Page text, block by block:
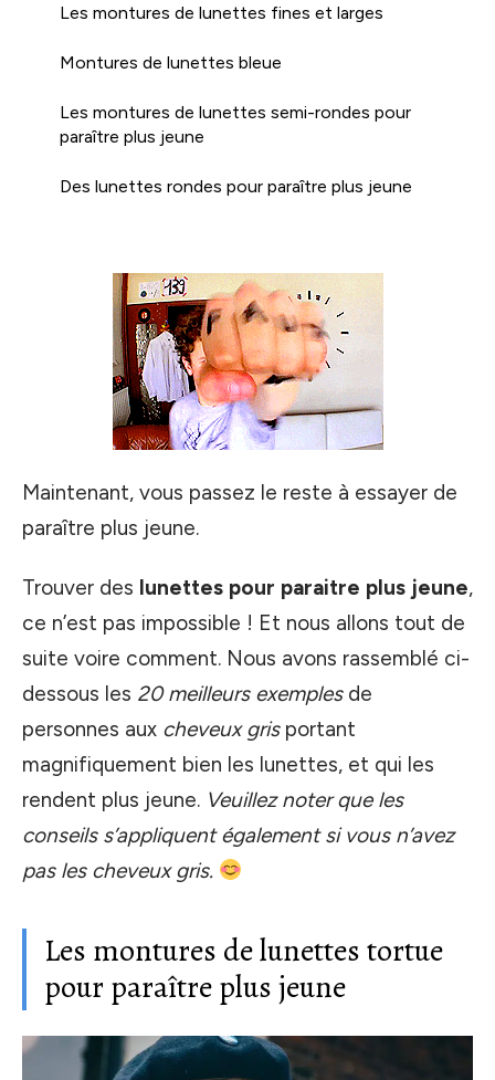
Les montures de lunettes fines et larges
Montures de lunettes bleue
Les montures de lunettes semi-rondes pour
paraître plus jeune
Des lunettes rondes pour paraître plus jeune
Maintenant, vous passez le reste à essayer de
paraître plus jeune.
Trouver des lunettes pour paraitre plus jeune,
ce n’est pas impossible ! Et nous allons tout de
suite voire comment. Nous avons rassemblé ci-
dessous les 20 meilleurs exemplesde
personnes aux cheveux grisportant
magnifiquement bien les lunettes, et qui les
rendent plus jeune. Veuillez noter que les
conseils s’appliquent également si vous n’avez
pas les cheveux gris.
Les montures de lunettes tortue
pour paraître plus jeune